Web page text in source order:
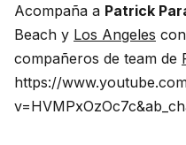
Acompaña a Patrick
Beach y Los Angeles
compañeros de team de
https://